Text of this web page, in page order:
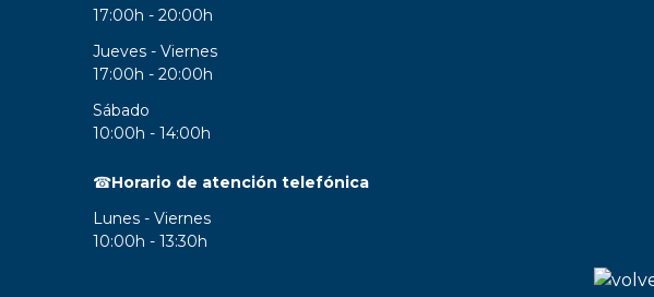
17:00h - 20:00h
Jueves - Viernes
17:00h - 20:00h
Sábado
10:00h - 14:00h
☎Horario de atención telefónica
Lunes - Viernes
10:00h - 13:30h